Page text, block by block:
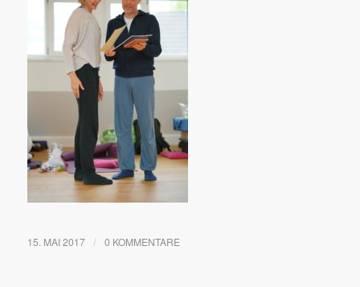
15. MAI 2017 / 0 KOMMENTARE